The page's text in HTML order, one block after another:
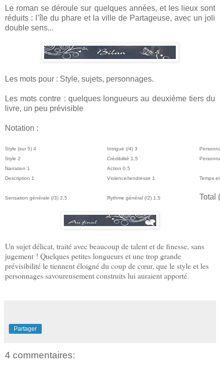
Le roman se déroule sur quelques années, et les lieux sont
réduits : l’île du phare et la ville de Partageuse, avec un joli
double sens...
Les mots pour : Style, sujets, personnages.
Les mots contre : quelques longueurs au deuxième tiers du
livre, un peu prévisible
Notation :
Style (sur 5) 4 Intrigue (/4) 3
Style 2
Crédibilité 1,5
Narration 1
Action 0.5
Description 1
Violence/tendresse 1 Temps
Sensation générale (/3) 2,5 Rythme général (/2) 1,5 Total
Un sujet délicat, traité avec beaucoup de talent et de finesse, sans
jugement ! Quelques petites longueurs et une trop grande
prévisibilité le tiennent éloigné du coup de cœur, que le style et les
personnages savoureusement construits lui auraient apporté.
Partager
4 commentaires: